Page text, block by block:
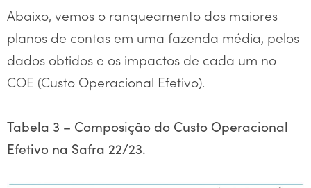
Abaixo, vemos o ranqueamento dos maiores
planos de contas em uma fazenda média, pelos
dados obtidos e os impactos de cada um no
COE (Custo Operacional Efetivo).
Tabela 3 – Composição do Custo Operacional
Efetivo na Safra 22/23.